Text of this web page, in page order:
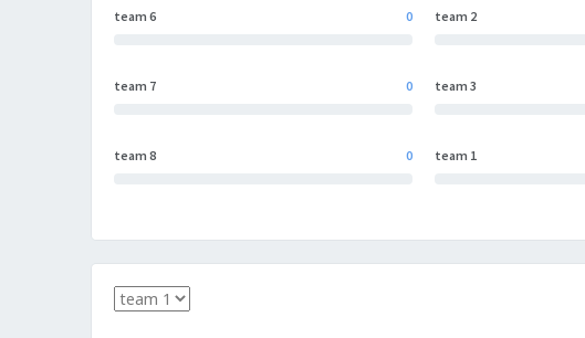
team 6 0
team 7 0
team 8 0
team 2
team 3
team 1